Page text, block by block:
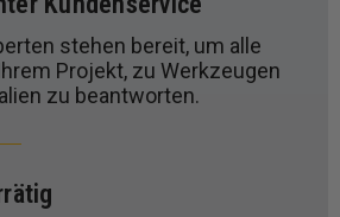
stehen bereit, um alle
Projekt, zu Werkzeugen
zu beantworten.